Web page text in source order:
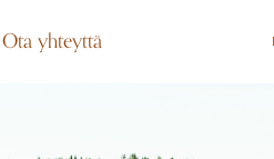
Ota yhteyttä